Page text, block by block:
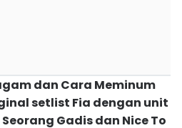
dan Cara Meminum
setlist Fia dengan unit
Gadis dan Nice To